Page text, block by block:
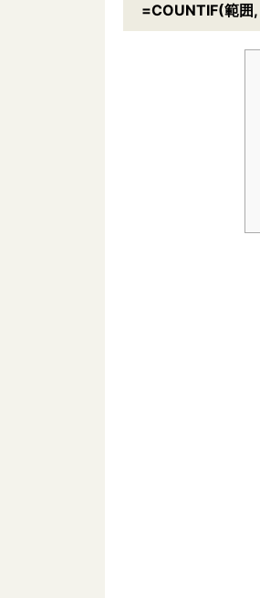
=COUNTIF(範囲,